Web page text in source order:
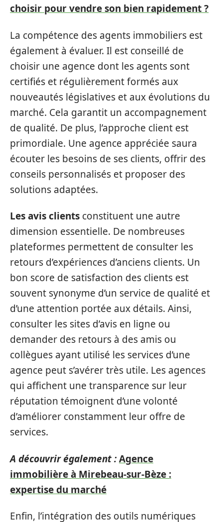
choisir pour vendre son bien rapidement ?
La compétence des agents immobiliers est
également à évaluer. Il est conseillé de
choisir une agence dont les agents sont
certifiés et régulièrement formés aux
nouveautés législatives et aux évolutions du
marché. Cela garantit un accompagnement
de qualité. De plus, l’approche client est
primordiale. Une agence appréciée saura
écouter les besoins de ses clients, offrir des
conseils personnalisés et proposer des
solutions adaptées.
Les avis clients constituent une autre
dimension essentielle. De nombreuses
plateformes permettent de consulter les
retours d’expériences d’anciens clients. Un
bon score de satisfaction des clients est
souvent synonyme d’un service de qualité et
d’une attention portée aux détails. Ainsi,
consulter les sites d’avis en ligne ou
demander des retours à des amis ou
collègues ayant utilisé les services d’une
agence peut s’avérer très utile. Les agences
qui affichent une transparence sur leur
réputation témoignent d’une volonté
d’améliorer constamment leur offre de
services.
A découvrir également :Agence
immobilière à Mirebeau-sur-Bèze :
expertise du marché
Enfin, l’intégration des outils numériques